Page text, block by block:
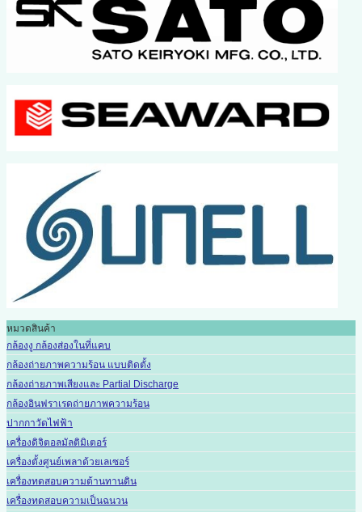
หมวดสินค้า
กล้องงู กล้องส่องในที่แคบ
กล้องถ่ายภาพความร้อน แบบติดตั้ง
กล้องถ่ายภาพเสียงและ Partial Discharge
กล้องอินฟราเรดถ่ายภาพความร้อน
ปากกาวัดไฟฟ้า
เครื่องดิจิตอลมัลติมิเตอร์
เครื่องตั้งศูนย์เพลาด้วยเลเซอร์
เครื่องทดสอบความต้านทานดิน
เครื่องทดสอบความเป็นฉนวน